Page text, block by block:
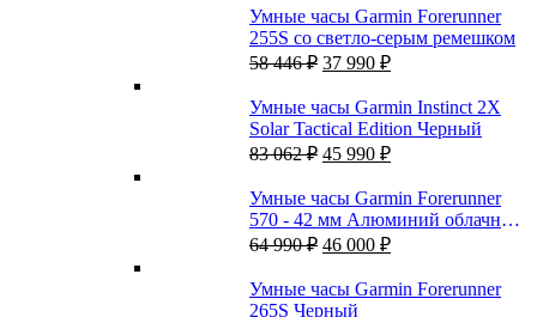
Умные часы Garmin Forerunner
255S со светло-серым ремешком
58 446₽ Первоначальная
составляла
58
446 ₽.
37 990 ₽Текущая
37
990 ₽.
Умные часы Garmin Instinct 2X
Solar Tactical Edition Черный
83 062₽ Первоначальная
составляла
83
062 ₽.
45 990 ₽Текущая
45
990 ₽.
Умные часы Garmin Forerunner
570 - 42 мм Алюминий облачно-
голубой с полупрозрачным
голубого цвета
64 990₽ Первоначальная
составляла
64
46 000 ₽Текущая
46
Умные часы Garmin Forerunner
265S Черный